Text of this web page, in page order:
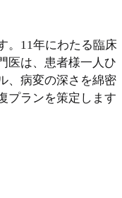
。11年にわたる臨床
医は、患者様一人ひ
、病変の深さを綿密
プランを策定します